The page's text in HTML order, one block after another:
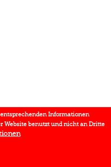
Informationen
Website benutzt und nicht an Dritte